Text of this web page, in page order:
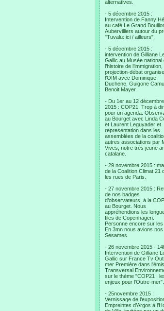
alternatives.
- 5 décembre 2015 :
Intervention de Fanny
au café Le Grand
Aubervilliers autour du
"Tuvalu: ici / ailleurs".
- 5 décembre 2015 :
intervention de Gilliane
Gallic au Musée national
l’histoire de l’immigration,
projection-débat
l’OIM avec Dominique
Duchene, Guigone
Benoit Mayer.
- Du 1er au 12 décembre
2015 : COP21. Trop à
pour un agenda.
au Bourget avec Linda
et Laurent Leguyader et
representation dans les
assemblées de la
autres associations par
Vives, notre très jeune
catalane.
- 29 novembre 2015 :
de la Coalition Climat 21
les rues de Paris.
- 27 novembre 2015 :
de nos badges
d’observateurs, à la
au Bourget. Nous
appréhendions les
files de Copenhagen.
Personne encore sur les
En 3mn nous avions nos
Sesames.
- 26 novembre 2015 -
Intervention de Gilliane
Gallic sur France Tv
mer Première dans
Transversal
sur le thème "COP21 :
enjeux pour l'Outre-mer".
- 25novembre 2015 :
Vernissage de
Empreintes d’Argos à